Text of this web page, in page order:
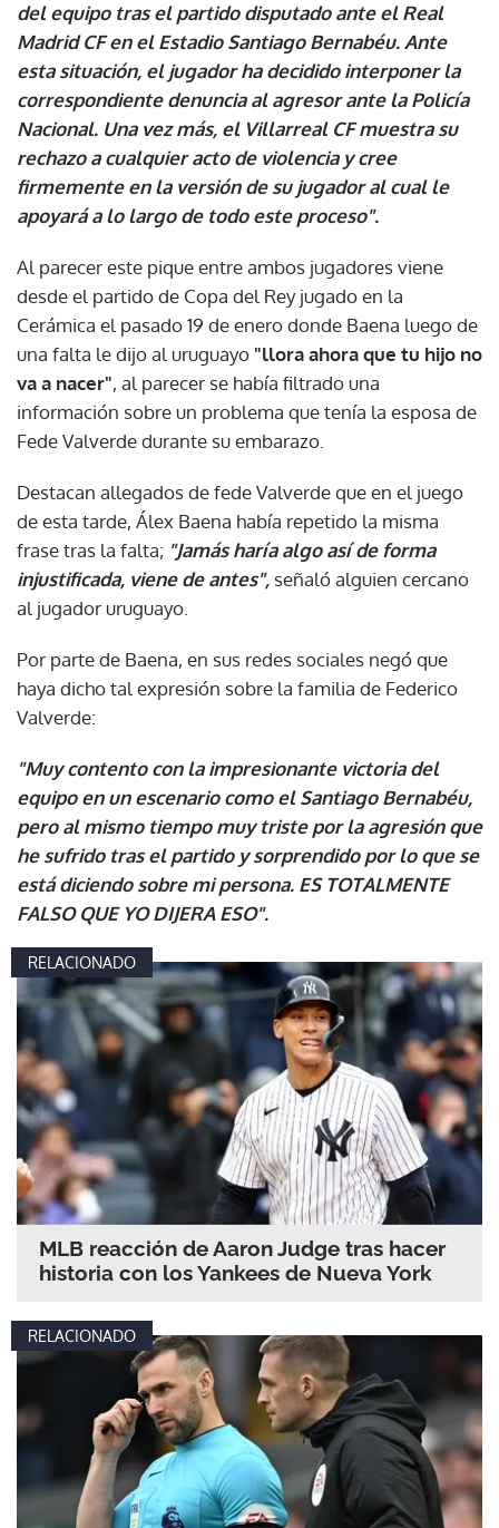
del equipo tras el partido disputado ante el Real
Madrid CF en el Estadio Santiago Bernabéu. Ante
esta situación, el jugador ha decidido interponer la
correspondiente denuncia al agresor ante la Policía
Nacional. Una vez más, el Villarreal CF muestra su
rechazo a cualquier acto de violencia y cree
firmemente en la versión de su jugador al cual le
apoyará a lo largo de todo este proceso".
Al parecer este pique entre ambos jugadores viene
desde el partido de Copa del Rey jugado en la
Cerámica el pasado 19 de enero donde Baena luego de
una falta le dijo al uruguayo "llora ahora que tu hijo no
va a nacer", al parecer se había filtrado una
información sobre un problema que tenía la esposa de
Fede Valverde durante su embarazo.
Destacan allegados de fede Valverde que en el juego
de esta tarde, Álex Baena había repetido la misma
frase tras la falta; "Jamás haría algo así de forma
injustificada, viene de antes", señaló alguien cercano
al jugador uruguayo.
Por parte de Baena, en sus redes sociales negó que
haya dicho tal expresión sobre la familia de Federico
Valverde:
"Muy contento con la impresionante victoria del
equipo en un escenario como el Santiago Bernabéu,
pero al mismo tiempo muy triste por la agresión que
he sufrido tras el partido y sorprendido por lo que se
está diciendo sobre mi persona. ES TOTALMENTE
FALSO QUE YO DIJERA ESO".
RELACIONADO
MLB reacción de Aaron Judge tras hacer
historia con los Yankees de Nueva York
RELACIONADO